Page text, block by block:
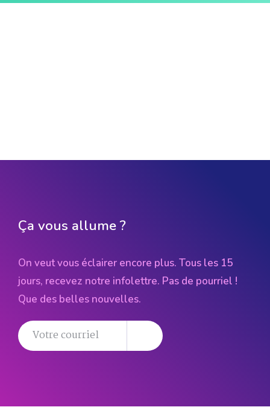
Ça vous allume ?
On veut vous éclairer encore plus. Tous les 15
jours, recevez notre infolettre. Pas de pourriel !
Que des belles nouvelles.